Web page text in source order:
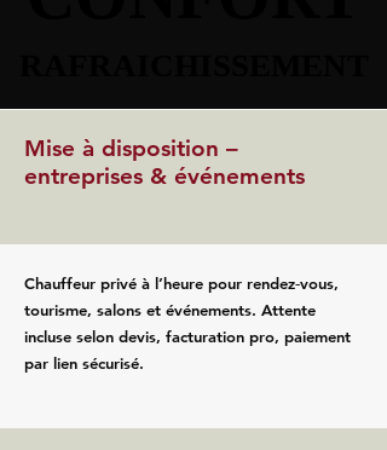
Mise à disposition –
entreprises & événements
Chauffeur privé à l’heure pour rendez‑vous,
tourisme, salons et événements. Attente
incluse selon devis, facturation pro, paiement
par lien sécurisé.